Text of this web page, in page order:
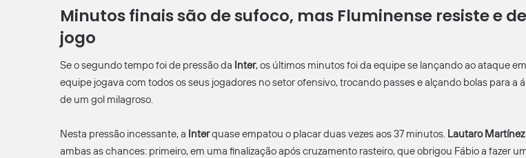
Minutos finais são de sufoco, mas Fluminense resiste e
jogo
Se o segundo tempo foi de pressão da Inter, os últimos minutos foi da equipe se lançando ao ataque
equipe jogava com todos os seus jogadores no setor ofensivo, trocando passes e alçando bolas para a
de um gol milagroso.
Nesta pressão incessante, a Interquase empatou o placar duas vezes aos 37 minutos. Lautaro Martínez
ambas as chances: primeiro, em uma finalização após cruzamento rasteiro, que obrigou Fábio a fazer